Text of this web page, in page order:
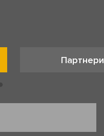
Партнери